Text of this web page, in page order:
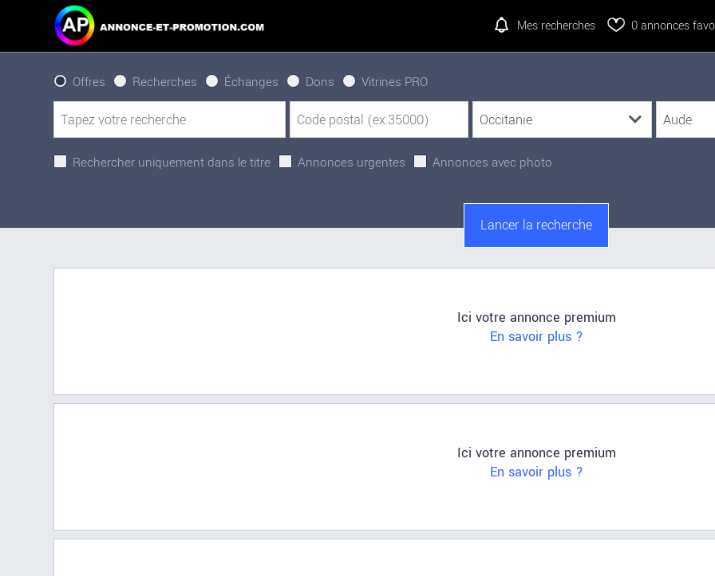
Mes recherches 0annonces
Offres Recherches Échanges Dons Vitrines PRO
Rechercher uniquement dans le titre Annonces urgentes Annonces avec photo
Ici votre annonce premium
En savoir plus ?
Ici votre annonce premium
En savoir plus ?